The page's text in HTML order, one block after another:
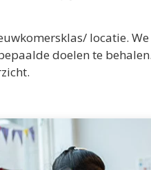
locatie.
doelen te behalen.